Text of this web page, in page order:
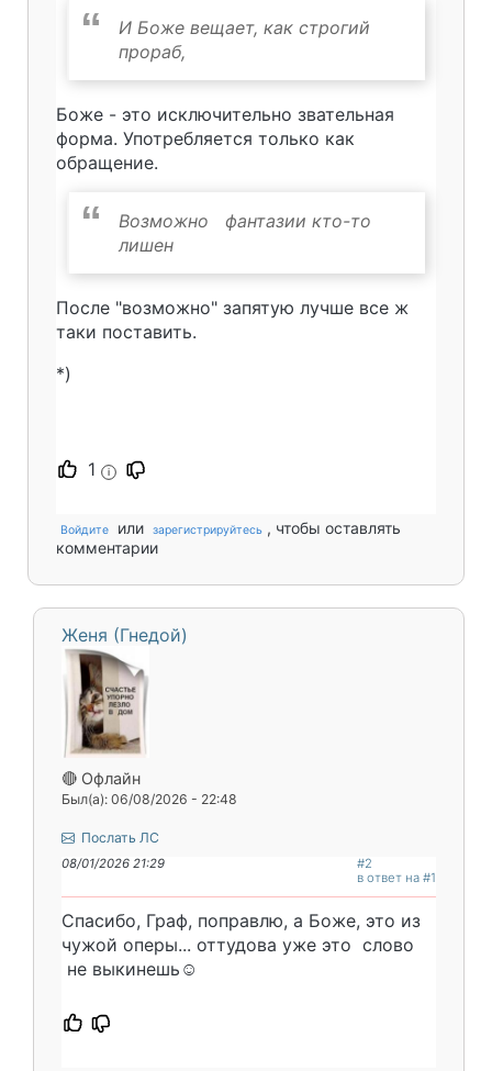
И Боже вещает, как строгий
прораб,
Боже - это исключительно звательная
форма. Употребляется только как
обращение.
Возможно фантазии кто-то
лишен
После "возможно" запятую лучше все ж
таки поставить.
*)
1 i
Войдите или зарегистрируйтесь , чтобы оставлять
комментарии
Женя (Гнедой)
🔴 Офлайн
Был(а): 06/08/2026 - 22:48
Послать ЛС
08/01/2026 21:29
#2
в ответ на #1
Спасибо, Граф, поправлю, а Боже, это из
чужой оперы... оттудова уже это слово
не выкинешь☺️